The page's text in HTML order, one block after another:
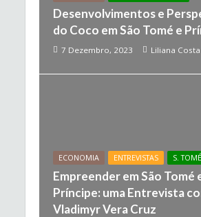
Desenvolvimentos e
do Coco em São Tomé e
7 Dezembro, 2023 Liliana Costa
ECONOMIA ENTREVISTAS S.
Empreender em São Tomé
Príncipe: uma Entrevista
Vladimyr Vera Cruz